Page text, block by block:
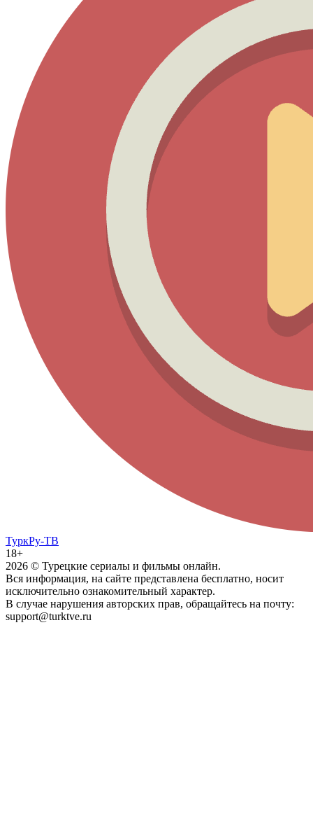
ТуркРу-ТВ
18+
2026 © Турецкие сериалы и фильмы онлайн.
Вся информация, на сайте представлена бесплатно, носит
исключительно ознакомительный характер.
В случае нарушения авторских прав, обращайтесь на почту:
support@turktve.ru